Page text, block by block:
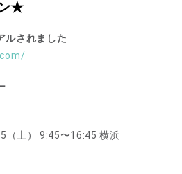
★
ルされました
土） 9:45〜16:45 横浜